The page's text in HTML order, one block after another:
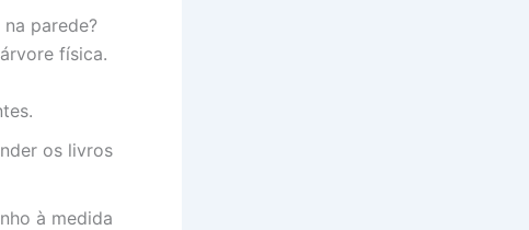
parede?
física.
os livros
à medida